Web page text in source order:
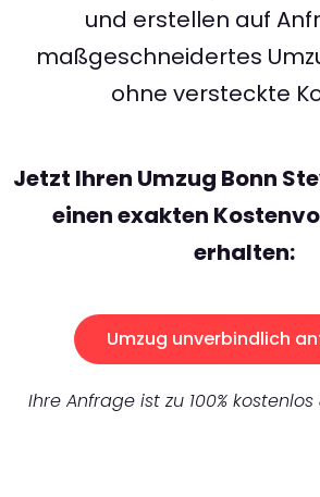
und erstellen auf
maßgeschneidertes
ohne versteckte
Jetzt Ihren Umzug Bonn
einen exakten
erhalten:
Umzug unverbindlich
Ihre Anfrage ist zu 100%